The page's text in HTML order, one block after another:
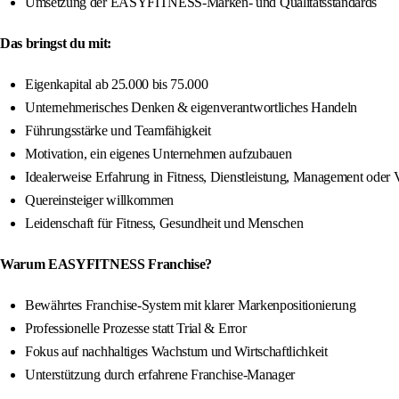
Das bringst du mit:
Eigenkapital ab 25.000 bis 75.000
Unternehmerisches Denken & eigenverantwortliches Handeln
Führungsstärke und Teamfähigkeit
Motivation, ein eigenes Unternehmen aufzubauen
Idealerweise Erfahrung in Fitness, Dienstleistung, Management oder
Quereinsteiger willkommen
Leidenschaft für Fitness, Gesundheit und Menschen
Warum EASYFITNESS Franchise?
Bewährtes Franchise-System mit klarer Markenpositionierung
Professionelle Prozesse statt Trial & Error
Fokus auf nachhaltiges Wachstum und Wirtschaftlichkeit
Unterstützung durch erfahrene Franchise-Manager